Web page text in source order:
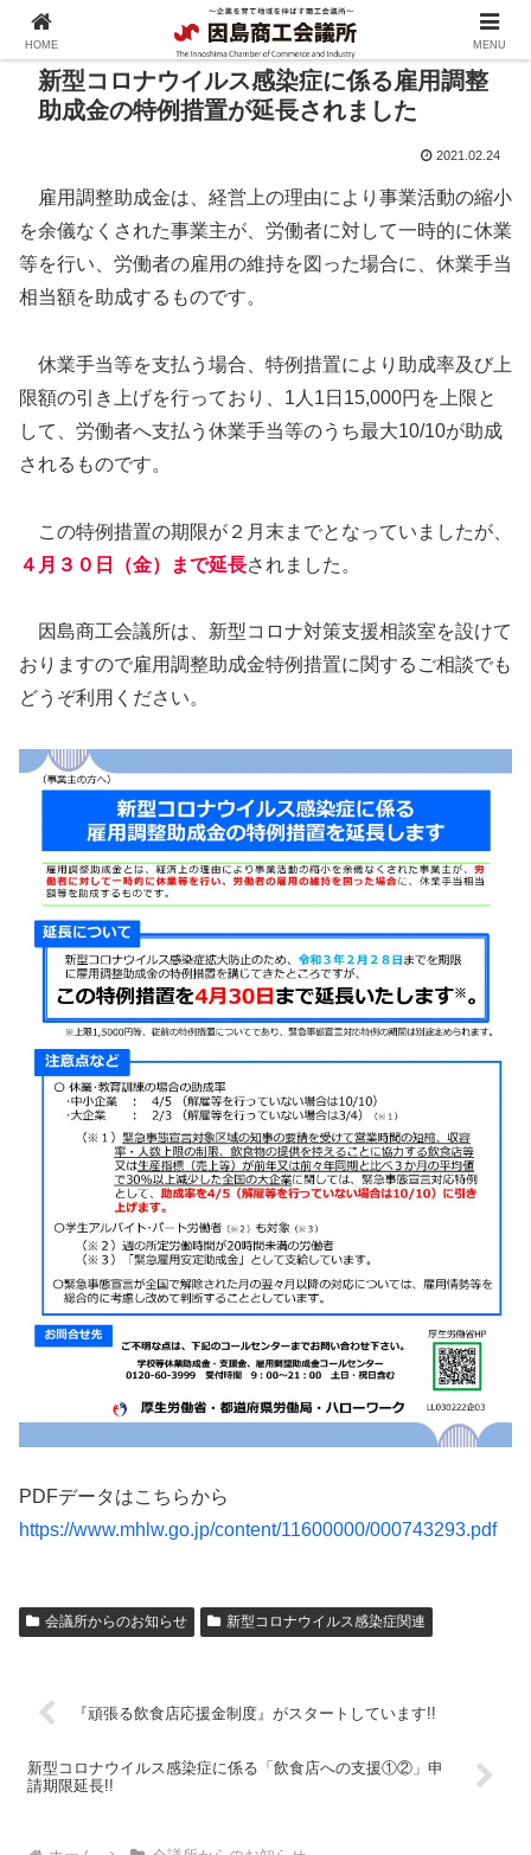
新型コロナウイルス感染症に係る雇用調整
助成金の特例措置が延長されました
2021.02.24
雇用調整助成金は、経営上の理由により事業活動の縮小
を余儀なくされた事業主が、労働者に対して一時的に休業
等を行い、労働者の雇用の維持を図った場合に、休業手当
相当額を助成するものです。
休業手当等を支払う場合、特例措置により助成率及び上
限額の引き上げを行っており、1人1日15,000円を上限と
して、労働者へ支払う休業手当等のうち最大10/10が助成
されるものです。
この特例措置の期限が２月末までとなっていましたが、
４月３０日（金）まで延長されました。
因島商工会議所は、新型コロナ対策支援相談室を設けて
おりますので雇用調整助成金特例措置に関するご相談でも
どうぞ利用ください。
PDFデータはこちらから
https://www.mhlw.go.jp/content/11600000/000743293.pdf
会議所からのお知らせ 新型コロナウイルス感染症関連
『頑張る飲食店応援金制度』がスタートしています!!
新型コロナウイルス感染症に係る「飲食店への支援①②」申
請期限延長!!
HOME MENU